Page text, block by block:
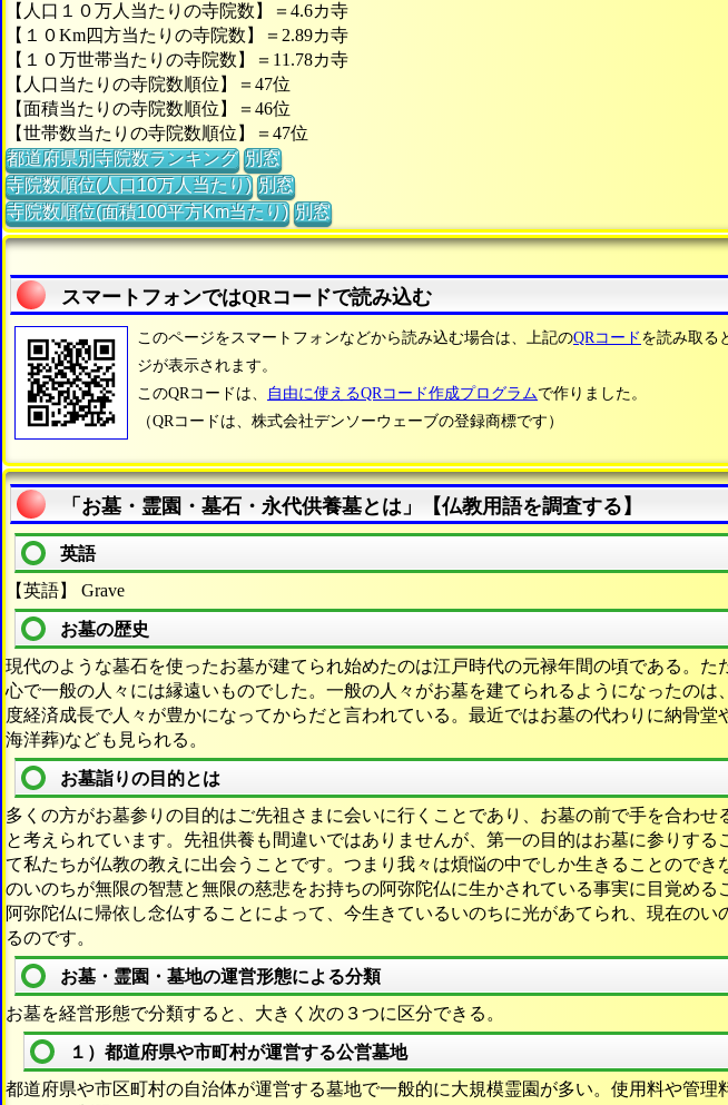
【人口１０万人当たりの寺院数】＝4.6カ寺
【１０Km四方当たりの寺院数】＝2.89カ寺
【１０万世帯当たりの寺院数】＝11.78カ寺
【人口当たりの寺院数順位】＝47位
【面積当たりの寺院数順位】＝46位
【世帯数当たりの寺院数順位】＝47位
都道府県別寺院数ランキング 別窓
寺院数順位(人口10万人当たり) 別窓
寺院数順位(面積100平方Km当たり) 別窓
スマートフォンではQRコードで読み込む
このページをスマートフォンなどから読み込む場合は、上記のQRコード を読み取る
ジが表示されます。
このQRコードは、
自由に使えるQRコード作成プログラムで作りました。
（QRコードは、株式会社デンソーウェーブの登録商標です）
「お墓・霊園・墓石・永代供養墓とは」【仏教用語を調査する】
英語
【英語】 Grave
お墓の歴史
現代のような墓石を使ったお墓が建てられ始めたのは江戸時代の元禄年間の頃である。た
心で一般の人々には縁遠いものでした。一般の人々がお墓を建てられるようになったのは
度経済成長で人々が豊かになってからだと言われている。最近ではお墓の代わりに納骨堂
海洋葬)なども見られる。
お墓詣りの目的とは
多くの方がお墓参りの目的はご先祖さまに会いに行くことであり、お墓の前で手を合わせ
と考えられています。先祖供養も間違いではありませんが、第一の目的はお墓に参りする
て私たちが仏教の教えに出会うことです。つまり我々は煩悩の中でしか生きることのでき
のいのちが無限の智慧と無限の慈悲をお持ちの阿弥陀仏に生かされている事実に目覚める
阿弥陀仏に帰依し念仏することによって、今生きているいのちに光があてられ、現在のい
るのです。
お墓・霊園・墓地の運営形態による分類
お墓を経営形態で分類すると、大きく次の３つに区分できる。
１）都道府県や市町村が運営する公営墓地
都道府県や市区町村の自治体が運営する墓地で一般的に大規模霊園が多い。使用料や管理